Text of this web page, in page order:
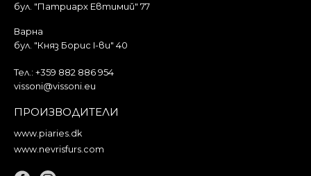
бул. "Патриарх Евтимий" 77
Варна
бул. "Княз Борис I-ви" 40
Тел.: +359 882 886 954
vissoni@vissoni.eu
ПРОИЗВОДИТЕЛИ
www.piaries.dk
www.nevrisfurs.com